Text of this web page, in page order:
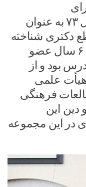
جامعه‌شناسی داشت و در سال ۷۳ به عنوان
دکتری شناخته
شد؛ وی از سال ۱۳۷۶ به مدت ۶ سال عضو
بود و از
هیأت علمی
فرهنگی
دین این
در این مجموعه